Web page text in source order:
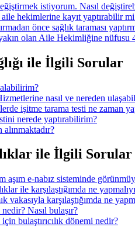
istiyorum. Nasıl
hekimlerine kayıt yaptırabilir
önce sağlık taraması
olan Aile Hekimliğine nüfusu
ile İlgili Sorular
alabilirim?
nasıl ve nereden
işitme tarama testi ne zaman
nerede yaptırabilirim?
ile İlgili Sorular
aşım e-nabız sisteminde
ile karşılaştığımda ne
vakasıyla karşılaştığımda ne
nedir? Nasıl bulaşır?
için bulaştırıcılık dönemi nedir?